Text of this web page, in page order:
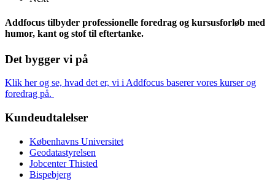
Addfocus tilbyder professionelle foredrag og kursusforløb med
humor, kant og stof til eftertanke.
Det bygger vi på
Klik her og se, hvad det er, vi i Addfocus baserer vores kurser og
foredrag på.
Kundeudtalelser
Københavns Universitet
Geodatastyrelsen
Jobcenter Thisted
Bispebjerg